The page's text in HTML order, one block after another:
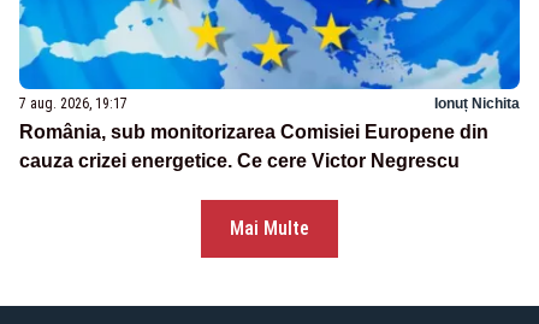
7 aug. 2026, 19:17 Ionuț Nichita
România, sub monitorizarea Comisiei Europene din
cauza crizei energetice. Ce cere Victor Negrescu
Mai Multe